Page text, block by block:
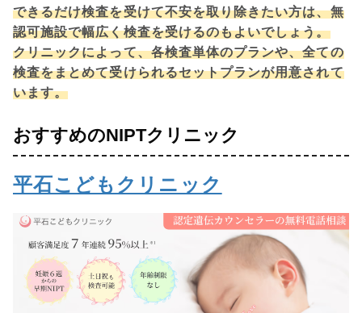
できるだけ検査を受けて不安を取り除きたい方は、無
認可施設で幅広く検査を受けるのもよいでしょう。
クリニックによって、各検査単体のプランや、全ての
検査をまとめて受けられるセットプランが用意されて
います。
おすすめのNIPTクリニック
平石こどもクリニック